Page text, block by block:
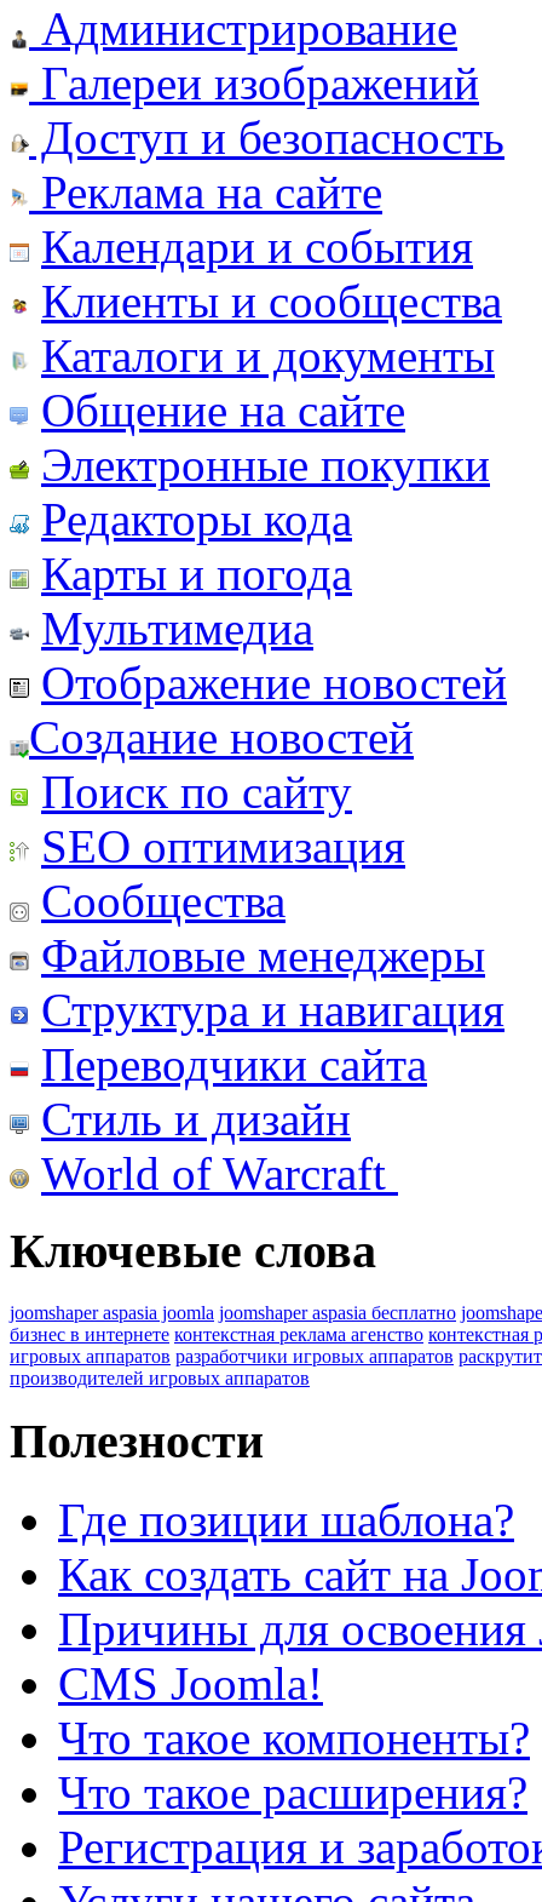
Администрирование
Галереи изображений
Доступ и безопасность
Реклама на сайте
Календари и события
Клиенты и сообщества
Каталоги и документы
Общение на сайте
Электронные покупки
Редакторы кода
Карты и погода
Мультимедиа
Отображение новостей
Создание новостей
Поиск по сайту
SEO оптимизация
Сообщества
Файловые менеджеры
Структура и навигация
Переводчики сайта
Стиль и дизайн
World of Warcraft
Ключевые слова
joomshaper aspasia joomla joomshaper aspasia бесплатно
бизнес в интернете контекстная реклама агенство контекстная
игровых аппаратов разработчики игровых аппаратов
производителей игровых аппаратов
Полезности
Где позиции шаблона?
Как создать сайт на
Причины для освоения
CMS Joomla!
Что такое компоненты?
Что такое расширения?
Регистрация и